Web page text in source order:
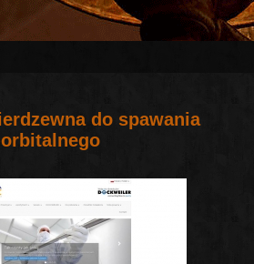
orbitalnego